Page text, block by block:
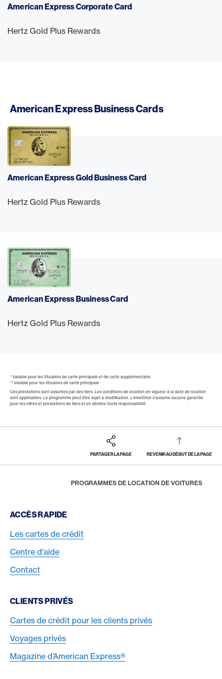
American Express Corporate Card
Hertz Gold Plus Rewards
American Express Business Cards
American Express Gold Business Card
Hertz Gold Plus Rewards
American Express Business Card
Hertz Gold Plus Rewards
* Valable pour les titulaires de carte principale et de carte supplémentaire
** Valable pour les titulaires de carte principale
Ces prestations sont assurées par des tiers. Les conditions de location en vigueur à la date de location
sont applicables. Le programme peut être sujet à modification. L’émettrice n’assume aucune garantie
pour les offres et prestations de tiers et en décline toute responsabilité.
PARTAGER LA PAGE REVENIR AU DÉBUT DE LA PAGE
PROGRAMMES DE LOCATION DE VOITURES
Footer Navigation
ACCÈS RAPIDE
Les cartes de crédit
Centre d'aide
Contact
CLIENTS PRIVÉS
Cartes de crédit pour les clients privés
Voyages privés
Magazine d’American Express®